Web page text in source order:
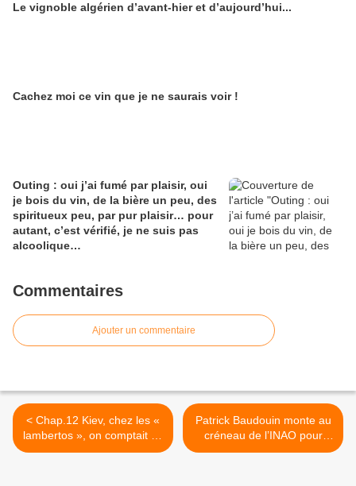
Alain Edouard
Le vignoble algérien d’avant-hier et d’aujourd’hui...
Cachez moi ce vin que je ne saurais voir !
Outing : oui j’ai fumé par plaisir, oui
je bois du vin, de la bière un peu, des
spiritueux peu, par pur plaisir… pour
autant, c’est vérifié, je ne suis pas
alcoolique…
Commentaires
Ajouter un commentaire
< Chap.12 Kiev, chez les «
lambertos », on comptait un
futur 1er secrétaire du PS,
Patrick Baudouin monte au
créneau de l’INAO pour
défendre Olivier Cousin et